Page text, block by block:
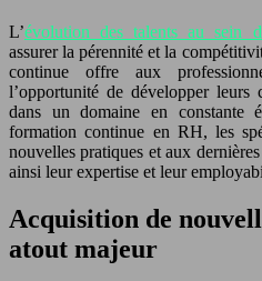
L’évolution des talents au sein
assurer la pérennité et la
continue offre aux
l’opportunité de développer leurs
dans un domaine en constante
formation continue en RH, les
nouvelles pratiques et aux
ainsi leur expertise et leur
Acquisition de
atout majeur